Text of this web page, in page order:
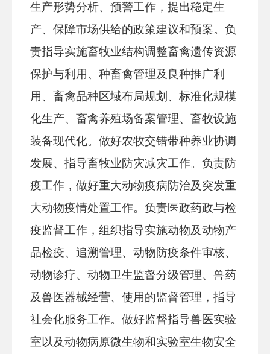
生产形势分析、预警工作，提出稳定生
产、保障市场供给的政策建议和预案。负
责指导实施畜牧业结构调整畜禽遗传资源
保护与利用、种畜禽管理及良种推广利
用、畜禽品种区域布局规划、标准化规模
化生产、畜禽养殖场备案管理、畜牧设施
装备现代化。做好农牧交错带种养业协调
发展、指导畜牧业防灾减灾工作。负责防
疫工作，做好重大动物疫病防治及突发重
大动物疫情处置工作。负责医政药政与检
疫监督工作，组织指导实施动物及动物产
品检疫、追溯管理、动物防疫条件审核、
动物诊疗、动物卫生监督分级管理、兽药
及兽医器械经营、使用的监督管理，指导
社会化服务工作。做好监督指导兽医实验
室以及动物病原微生物和实验室生物安全